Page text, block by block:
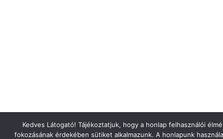
Kedves Látogató! Tájékoztatjuk, hogy a honlap felhasználói
fokozásának érdekében sütiket alkalmazunk. A honlapunk